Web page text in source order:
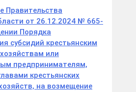
Правительства
от 26.12.2024 № 665-
Порядка
субсидий крестьянским
или
предпринимателям,
крестьянских
на возмещение